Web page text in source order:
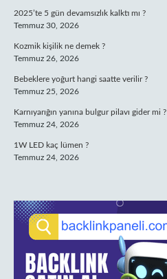
2025’te 5 gün devamsızlık kalktı mı ?
Temmuz 30, 2026
Kozmik kişilik ne demek ?
Temmuz 26, 2026
Bebeklere yoğurt hangi saatte verilir ?
Temmuz 25, 2026
Karnıyarığın yanına bulgur pilavı gider mi ?
Temmuz 24, 2026
1W LED kaç lümen ?
Temmuz 24, 2026